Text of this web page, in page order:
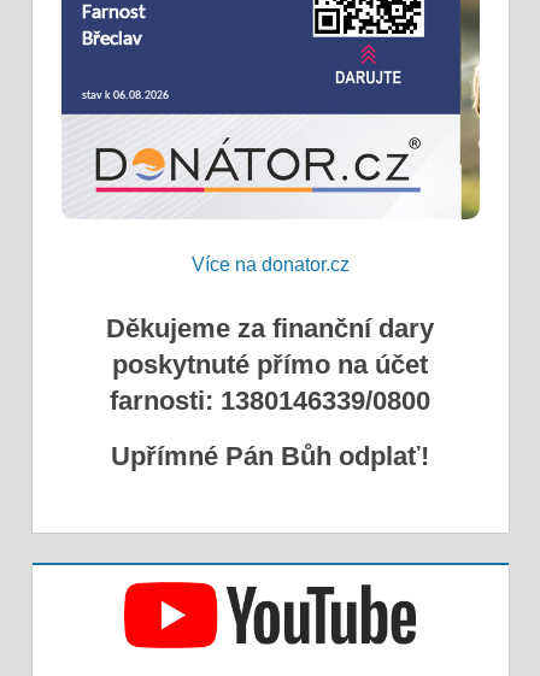
Více na donator.cz
Děkujeme za finanční dary
poskytnuté přímo na účet
farnosti: 1380146339/0800
Upřímné Pán Bůh odplať!